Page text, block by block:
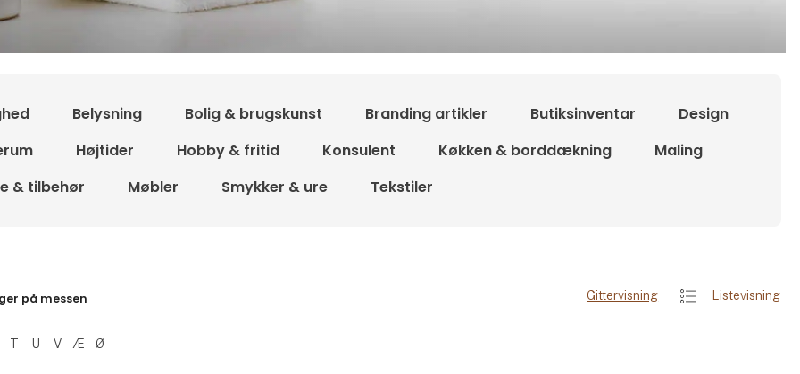
Belysning Bolig & brugskunst Branding artikler Butiksinventar
Design
Højtider Hobby & fritid Konsulent Køkken & borddækning
Maling
& tilbehør
Møbler Smykker & ure Tekstiler
på messen
T U V Æ Ø
Gittervisning Listevisning